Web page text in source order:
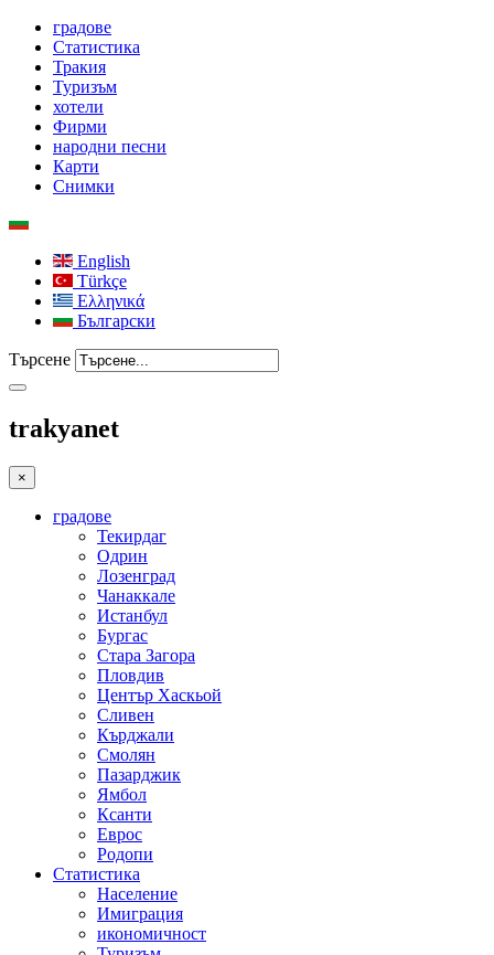
градове
Статистика
Тракия
Туризъм
хотели
Фирми
народни песни
Карти
Снимки
English
Türkçe
Ελληνικά
Български
Търсене
trakyanet
×
градове
Текирдаг
Одрин
Лозенград
Чанаккале
Истанбул
Бургас
Стара Загора
Пловдив
Център Хаскьой
Сливен
Кърджали
Смолян
Пазарджик
Ямбол
Ксанти
Еврос
Родопи
Статистика
Население
Имиграция
икономичност